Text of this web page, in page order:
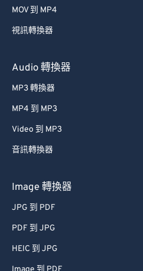
MOV 到 MP4
視訊轉換器
Audio 轉換器
MP3 轉換器
MP4 到 MP3
Video 到 MP3
音訊轉換器
Image 轉換器
JPG 到 PDF
PDF 到 JPG
HEIC 到 JPG